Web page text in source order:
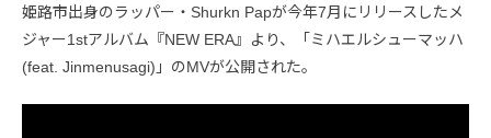
姫路市出身のラッパー・Shurkn Papが今年7月にリリースしたメ
ジャー1stアルバム『NEW ERA』より、「ミハエルシューマッハ
(feat. Jinmenusagi)」のMVが公開された。